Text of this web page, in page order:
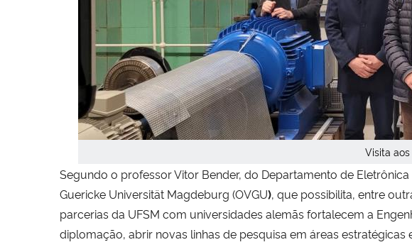
Visita
Segundo o professor Vitor Bender, do Departamento de
Guericke Universität Magdeburg (OVGU), que possibilita, entre
parcerias da UFSM com universidades alemãs fortalecem a
diplomação, abrir novas linhas de pesquisa em áreas